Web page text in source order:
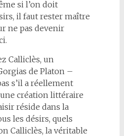
si l’on doit
il faut rester maître
ne pas devenir
Calliclès, un
de Platon –
s’il a réellement
création littéraire
réside dans la
les désirs, quels
Calliclès, la véritable